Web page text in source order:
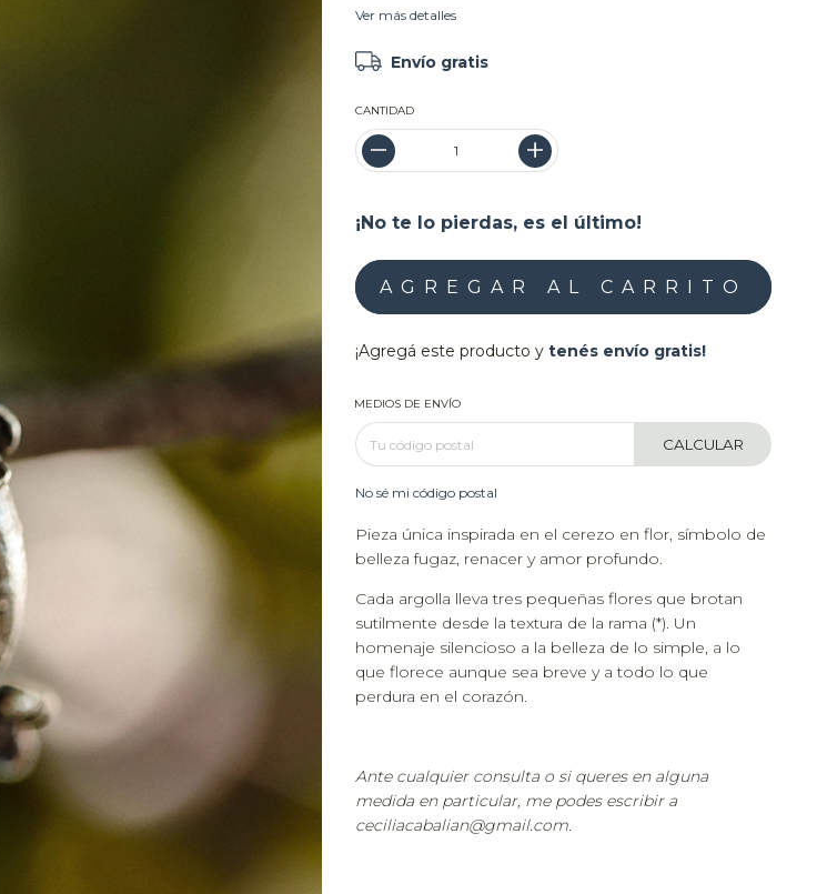
Ver más detalles
Envío gratis
CANTIDAD
¡No te lo pierdas, es el último!
¡Agregá este producto ytenés envío gratis!
MEDIOS DE ENVÍO
CALCULAR
No sé mi código postal
Pieza única inspirada en el cerezo en flor, símbolo de
belleza fugaz, renacer y amor profundo.
Cada argolla lleva tres pequeñas flores que brotan
sutilmente desde la textura de la rama (*). Un
homenaje silencioso a la belleza de lo simple, a lo
que florece aunque sea breve y a todo lo que
perdura en el corazón.
Ante cualquier consulta o si queres en alguna
medida en particular, me podes escribir a
ceciliacabalian@gmail.com.